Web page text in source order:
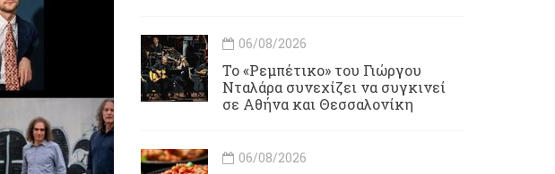
06/08/2026
Το «Ρεμπέτικο» του Γιώργου
Νταλάρα συνεχίζει να συγκινεί
σε Αθήνα και Θεσσαλονίκη
06/08/2026